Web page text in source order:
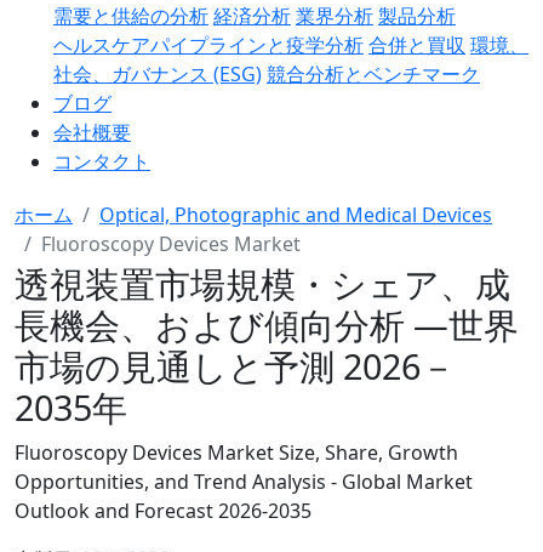
需要と供給の分析経済分析業界分析製品分析
ヘルスケアパイプラインと疫学分析合併と買収 環境、
社会、ガバナンス (ESG)競合分析とベンチマーク
ブログ
会社概要
コンタクト
ホーム
Optical, Photographic and Medical Devices
Fluoroscopy Devices Market
透視装置市場規模・シェア、成
長機会、および傾向分析 ―世界
市場の見通しと予測 2026－
2035年
Fluoroscopy Devices Market Size, Share, Growth
Opportunities, and Trend Analysis - Global Market
Outlook and Forecast 2026-2035